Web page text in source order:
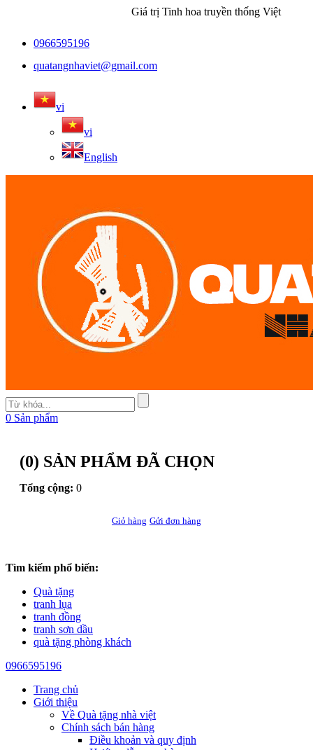
Giá trị Tinh hoa truyền thống Việt
0966595196
quatangnhaviet@gmail.com
vi
vi
English
0 Sản phẩm
(0) SẢN PHẨM ĐÃ CHỌN
Tổng cộng: 0
Giỏ hàng Gửi đơn hàng
Tìm kiếm phổ biến:
Quà tặng
tranh lụa
tranh đồng
tranh sơn dầu
quà tặng phòng khách
0966595196
Trang chủ
Giới thiệu
Về Quà tặng nhà việt
Chính sách bán hàng
Điều khoản và quy định